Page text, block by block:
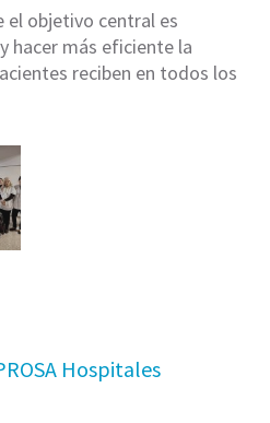
el objetivo central es
hacer más eficiente la
reciben en todos los
Hospitales